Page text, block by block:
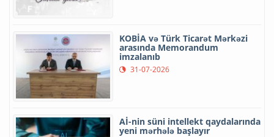
KOBİA və Türk Ticarət Mərkəzi
arasında Memorandum
imzalanıb
31-07-2026
Aİ-nin süni intellekt qaydalarında
yeni mərhələ başlayır